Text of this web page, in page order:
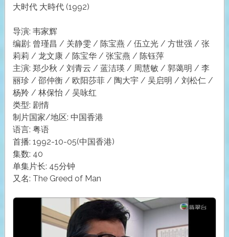
大时代 大時代 (1992)
导演: 韦家辉
编剧: 曾瑾昌 / 关静雯 / 陈宝燕 / 伍立光 / 方世强 / 张
莉莉 / 龙文康 / 陈宝华 / 张宝燕 / 陈钰萍
主演: 郑少秋 / 刘青云 / 蓝洁瑛 / 周慧敏 / 郭蔼明 / 李
丽珍 / 邵仲衡 / 欧阳莎菲 / 陶大宇 / 吴启明 / 刘松仁 /
杨羚 / 林保怡 / 吴咏红
类型: 剧情
制片国家/地区: 中国香港
语言: 粤语
首播: 1992-10-05(中国香港)
集数: 40
单集片长: 45分钟
又名: The Greed of Man